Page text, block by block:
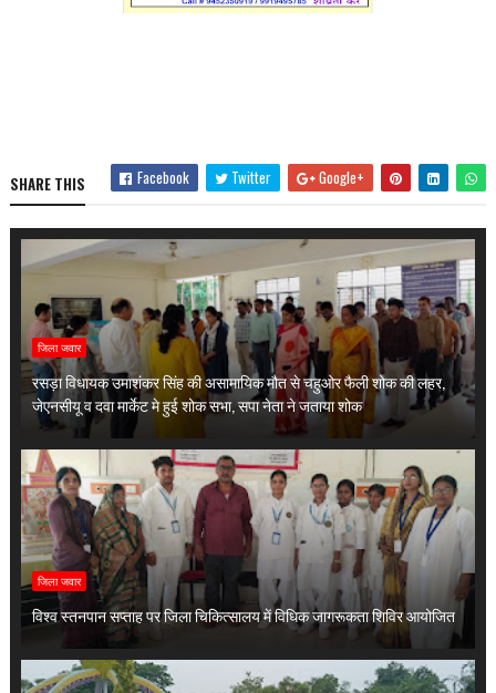
SHARE THIS Facebook Twitter Google+
जिला जवार
रसड़ा विधायक उमाशंकर सिंह की असामायिक मौत से चहुओर फैली शोक की लहर,
जेएनसीयू व दवा मार्केट मे हुई शोक सभा, सपा नेता ने जताया शोक
जिला जवार
विश्व स्तनपान सप्ताह पर जिला चिकित्सालय में विधिक जागरूकता शिविर आयोजित